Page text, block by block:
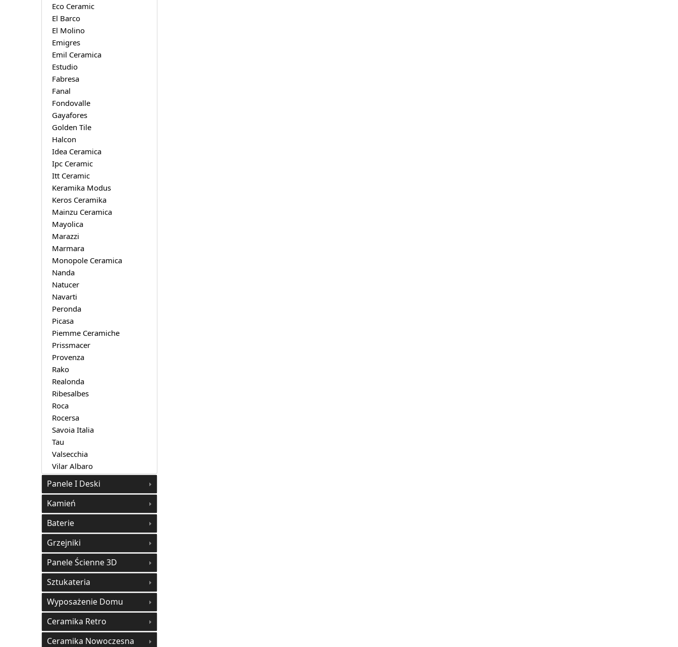
Eco Ceramic
El Barco
El Molino
Emigres
Emil Ceramica
Estudio
Fabresa
Fanal
Fondovalle
Gayafores
Golden Tile
Halcon
Idea Ceramica
Ipc Ceramic
Itt Ceramic
Keramika Modus
Keros Ceramika
Mainzu Ceramica
Mayolica
Marazzi
Marmara
Monopole Ceramica
Nanda
Natucer
Navarti
Peronda
Picasa
Piemme Ceramiche
Prissmacer
Provenza
Rako
Realonda
Ribesalbes
Roca
Rocersa
Savoia Italia
Tau
Valsecchia
Vilar Albaro
Panele I Deski
Kamień
Baterie
Grzejniki
Panele Ścienne 3D
Sztukateria
Wyposażenie Domu
Ceramika Retro
Ceramika Nowoczesna